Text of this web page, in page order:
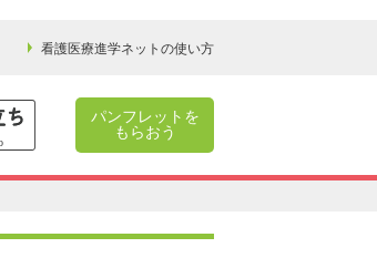
看護医療進学ネットの使い方
パンフレットを
もらおう